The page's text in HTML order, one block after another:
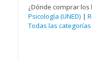
¿Dónde comprar los
Psicología (UNED) |
Todas las categorías